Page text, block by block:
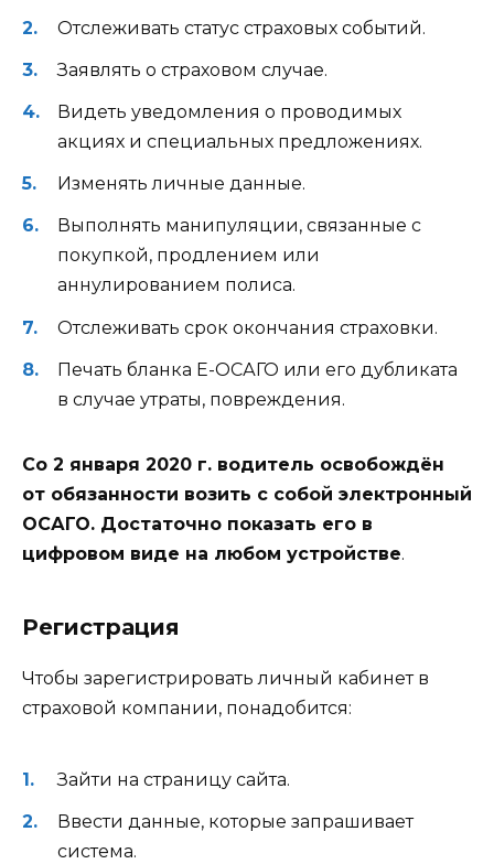
Отслеживать статус страховых событий.
Заявлять о страховом случае.
Видеть уведомления о проводимых
акциях и специальных предложениях.
Изменять личные данные.
Выполнять манипуляции, связанные с
покупкой, продлением или
аннулированием полиса.
Отслеживать срок окончания страховки.
Печать бланка Е-ОСАГО или его дубликата
в случае утраты, повреждения.
Со 2 января 2020 г. водитель освобождён
от обязанности возить с собой электронный
ОСАГО. Достаточно показать его в
цифровом виде на любом устройстве.
Регистрация
Чтобы зарегистрировать личный кабинет в
страховой компании, понадобится:
Зайти на страницу сайта.
Ввести данные, которые запрашивает
система.